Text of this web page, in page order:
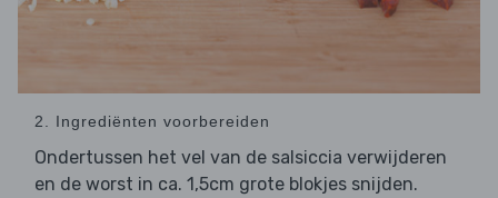
2. Ingrediënten voorbereiden
Ondertussen het vel van de salsiccia verwijderen
en de worst in ca. 1,5cm grote blokjes snijden.